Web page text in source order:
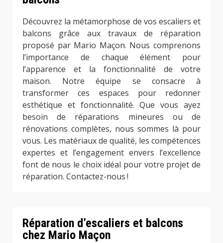
Découvrez la métamorphose de vos escaliers et
balcons grâce aux travaux de réparation
proposé par Mario Maçon. Nous comprenons
l’importance de chaque élément pour
l’apparence et la fonctionnalité de votre
maison. Notre équipe se consacre à
transformer ces espaces pour redonner
esthétique et fonctionnalité. Que vous ayez
besoin de réparations mineures ou de
rénovations complètes, nous sommes là pour
vous. Les matériaux de qualité, les compétences
expertes et l’engagement envers l’excellence
font de nous le choix idéal pour votre projet de
réparation. Contactez-nous !
Réparation d’escaliers et balcons
chez Mario Maçon